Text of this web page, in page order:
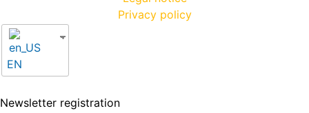
Privacy policy
EN
Newsletter registration